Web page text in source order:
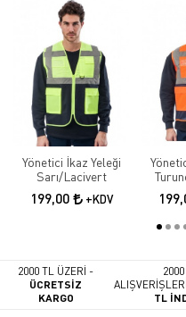
Yönetici İkaz Yeleği
Sarı/Lacivert
199,00 +KDV
2000 TL ÜZERİ -
ÜCRETSİZ
KARGO
TL